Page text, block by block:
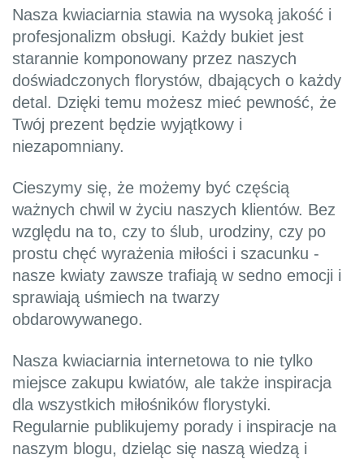
Nasza kwiaciarnia stawia na wysoką jakość i
profesjonalizm obsługi. Każdy bukiet jest
starannie komponowany przez naszych
doświadczonych florystów, dbających o każdy
detal. Dzięki temu możesz mieć pewność, że
Twój prezent będzie wyjątkowy i
niezapomniany.
Cieszymy się, że możemy być częścią
ważnych chwil w życiu naszych klientów. Bez
względu na to, czy to ślub, urodziny, czy po
prostu chęć wyrażenia miłości i szacunku -
nasze kwiaty zawsze trafiają w sedno emocji i
sprawiają uśmiech na twarzy
obdarowywanego.
Nasza kwiaciarnia internetowa to nie tylko
miejsce zakupu kwiatów, ale także inspiracja
dla wszystkich miłośników florystyki.
Regularnie publikujemy porady i inspiracje na
naszym blogu, dzieląc się naszą wiedzą i